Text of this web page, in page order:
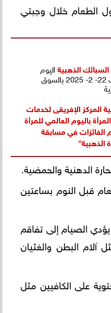
الطعام خلال وجبتي
الذهبيةاليوم
السبت 22- 2- 2025 بالسوق
المركز الإفريقى لخدمات
باليوم العالمي للمرأة
الفائزات في مسابقة
الذهبية”
الدهنية والحمضية.
قبل النوم بساعتين
الصيام إلى تفاقم
آلام البطن والغثيان
على الكافيين مثل